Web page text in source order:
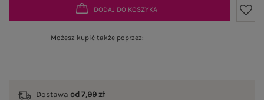
DODAJ DO KOSZYKA
Możesz kupić także poprzez:
Dostawa od 7,99 zł